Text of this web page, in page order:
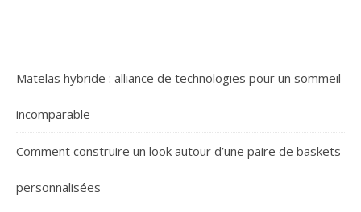
Matelas hybride : alliance de technologies pour un sommeil
incomparable
Comment construire un look autour d’une paire de baskets
personnalisées